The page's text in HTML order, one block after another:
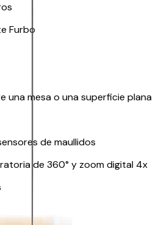
Furbo
una mesa o una superficie plana
de maullidos
de 360° y zoom digital 4x